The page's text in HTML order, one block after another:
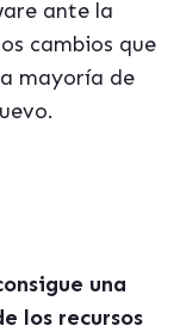
ante la
cambios que
mayoría de
una
los recursos